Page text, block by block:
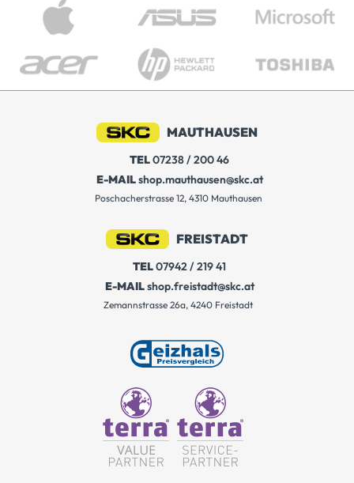
MAUTHAUSEN
TEL07238 / 200 46
E-MAILshop.mauthausen@skc.at
Poschacherstrasse 12, 4310 Mauthausen
FREISTADT
TEL07942 / 219 41
E-MAILshop.freistadt@skc.at
Zemannstrasse 26a, 4240 Freistadt